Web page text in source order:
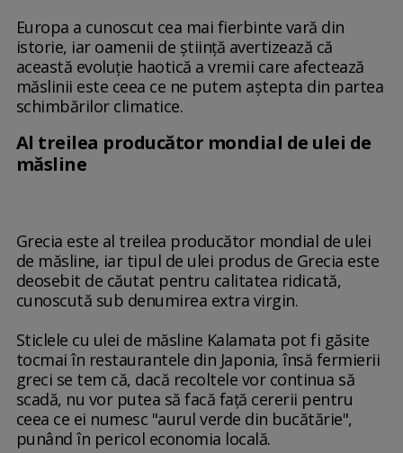
Europa a cunoscut cea mai fierbinte vară din
istorie, iar oamenii de ştiinţă avertizează că
această evoluţie haotică a vremii care afectează
măslinii este ceea ce ne putem aştepta din partea
schimbărilor climatice.
Al treilea producător mondial de ulei de
măsline
Grecia este al treilea producător mondial de ulei
de măsline, iar tipul de ulei produs de Grecia este
deosebit de căutat pentru calitatea ridicată,
cunoscută sub denumirea extra virgin.
Sticlele cu ulei de măsline Kalamata pot fi găsite
tocmai în restaurantele din Japonia, însă fermierii
greci se tem că, dacă recoltele vor continua să
scadă, nu vor putea să facă faţă cererii pentru
ceea ce ei numesc "aurul verde din bucătărie",
punând în pericol economia locală.